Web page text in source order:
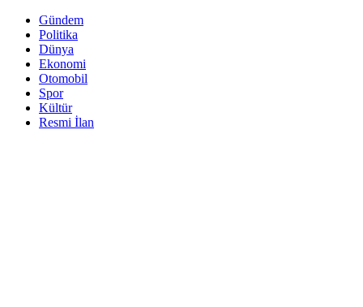
Gündem
Politika
Dünya
Ekonomi
Otomobil
Spor
Kültür
Resmi İlan